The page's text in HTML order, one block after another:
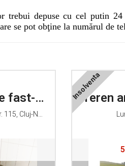
trebui depuse cu cel putin
se pot obţine la numărul de
Echipamente fast-food, Str. Septimiu Albini, nr. 115, Cluj-Napoca Insolventa